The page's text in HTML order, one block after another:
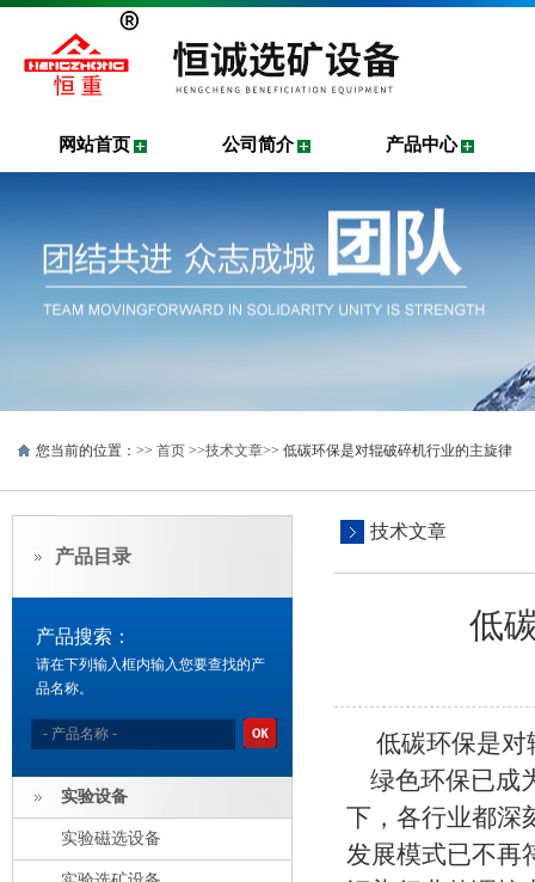
网站首页 公司简介 产品中心
您当前的位置：>> 首页 >>技术文章>> 低碳环保是对辊破碎机行业的主旋律
产品目录
产品搜索：
请在下列输入框内输入您要查找的产
品名称。
实验设备
实验磁选设备
技术文章
低
低碳环保是对
绿色环保已成
下，各行业都深
发展模式已不再